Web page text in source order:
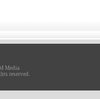
Media
reserved.